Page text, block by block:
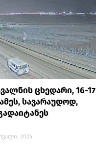
ცხედარი, 16-17
სავარაუდოდ,
2024